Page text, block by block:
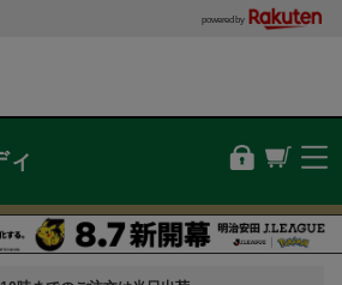
powered by
ィ